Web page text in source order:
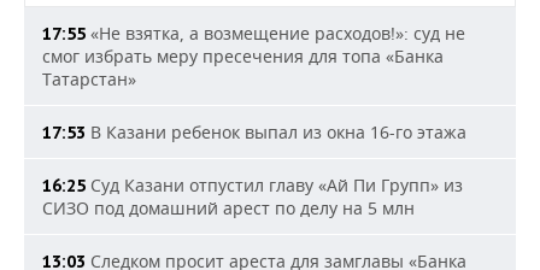
17:55 «Не взятка, а возмещение расходов!»: суд не
смог избрать меру пресечения для топа «Банка
Татарстан»
17:53 В Казани ребенок выпал из окна 16-го этажа
16:25 Суд Казани отпустил главу «Ай Пи Групп» из
СИЗО под домашний арест по делу на 5 млн
13:03 Следком просит ареста для замглавы «Банка